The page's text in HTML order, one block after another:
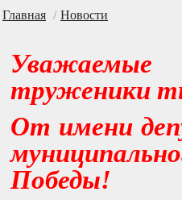
Главная / Новости
труженики
От имени
Победы!